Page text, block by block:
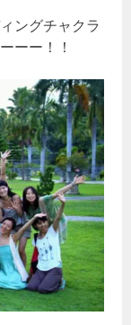
ングチャクラ
ーー！！